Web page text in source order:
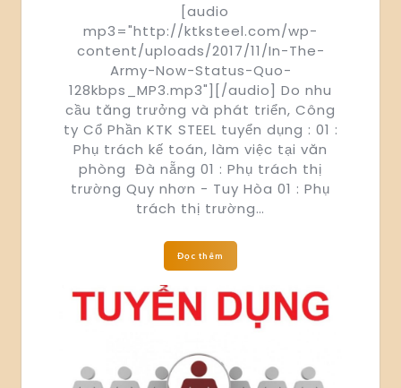
[audio
mp3="http://ktksteel.com/wp-
content/uploads/2017/11/In-The-
Army-Now-Status-Quo-
128kbps_MP3.mp3"][/audio] Do nhu
cầu tăng trưởng và phát triển, Công
ty Cổ Phần KTK STEEL tuyển dụng : 01 :
Phụ trách kế toán, làm việc tại văn
phòng Đà nẵng 01 : Phụ trách thị
trường Quy nhơn - Tuy Hòa 01 : Phụ
trách thị trường…
Đọc thêm